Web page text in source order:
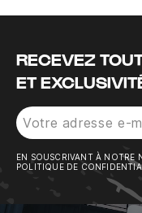
RECEVEZ
ET
EN SOUSCRIVANT À NOTRE
POLITIQUE DE